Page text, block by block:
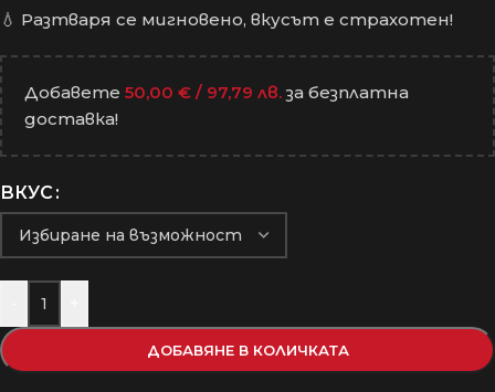
💧 Разтваря се мигновено, вкусът е страхотен!
Добавете 50,00 € / 97,79 лв. за безплатна
доставка!
ВКУС
ДОБАВЯНЕ В КОЛИЧКАТА